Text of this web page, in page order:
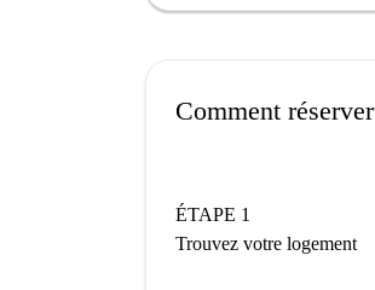
Comment réserver
ÉTAPE 1
Trouvez votre logement